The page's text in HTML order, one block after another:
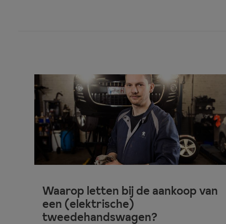
Waarop letten bij de aankoop van
een (elektrische)
tweedehandswagen?